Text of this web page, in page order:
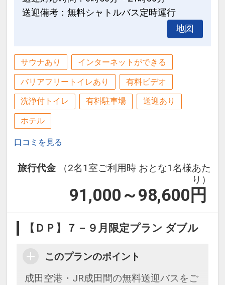
送迎備考：無料シャトルバス定時運行
地図
サウナあり インターネットができる
バリアフリートイレあり 有料ビデオ
洗浄付トイレ 有料駐車場 送迎あり
ホテル
口コミを見る
旅行代金
（2名1室ご利用時 おとな1名様あた
り）
91,000～98,600 円
【ＤＰ】７－９月限定プラン ダブル
このプランのポイント
成田空港・JR成田間の無料送迎バスをご